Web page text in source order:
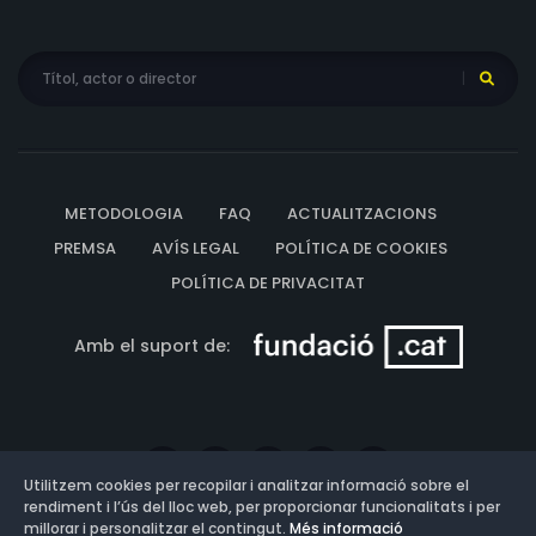
METODOLOGIA FAQ
ACTUALITZACIONS
PREMSA
AVÍS LEGAL
POLÍTICA DE COOKIES
POLÍTICA DE PRIVACITAT
Amb el suport de:
Utilitzem cookies per recopilar i analitzar informació sobre el
rendiment i l’ús del lloc web, per proporcionar funcionalitats i per
millorar i personalitzar el contingut. Més informació